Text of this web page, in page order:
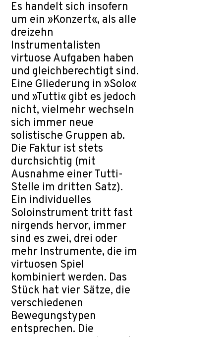
Es handelt sich insofern
um ein »Konzert«, als alle
dreizehn
Instrumentalisten
virtuose Aufgaben haben
und gleichberechtigt sind.
Eine Gliederung in »Solo«
und »Tutti« gibt es jedoch
nicht, vielmehr wechseln
sich immer neue
solistische Gruppen ab.
Die Faktur ist stets
durchsichtig (mit
Ausnahme einer Tutti-
Stelle im dritten Satz).
Ein individuelles
Soloinstrument tritt fast
nirgends hervor, immer
sind es zwei, drei oder
mehr Instrumente, die im
virtuosen Spiel
kombiniert werden. Das
Stück hat vier Sätze, die
verschiedenen
Bewegungstypen
entsprechen. Die